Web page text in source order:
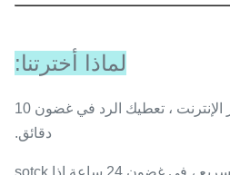
لماذا أخترتنا:
1. ساعات من الخدمة عبر الإنترنت ، تعطيك الرد في غضون 10
دقائق.